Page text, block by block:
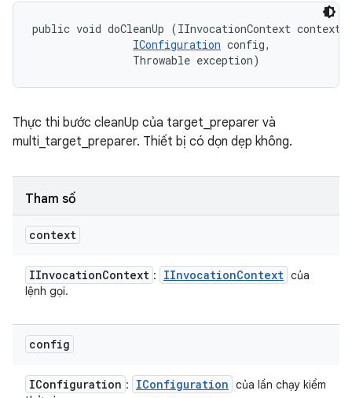
public void doCleanUp (IInvocationContext
IConfiguration config,
                Throwable exception)
Thực thi bước cleanUp của target_preparer và
multi_target_preparer. Thiết bị có dọn dẹp không.
Tham số
context
IInvocationContext : IInvocationContext của
lệnh gọi.
config
IConfiguration : IConfiguration của lần chạy kiểm